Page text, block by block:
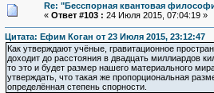
Re: "Бесспорная квантовая
« Ответ #103 : 24 Июля 2015, 07:04:19 »
Цитата: Ефим Коган от 23 Июля 2015, 23:12:47
Как утверждают учёные, гравитационное
доходит до расстояния в двадцать миллиардов
то это и будет размер нашего материального
утверждать, что такая же пропорциональная
определённая степень спорности.